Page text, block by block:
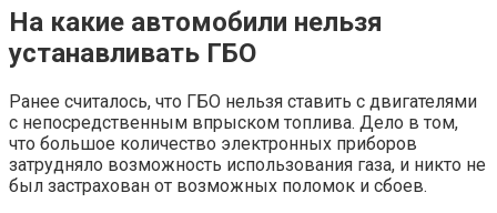
На какие автомобили нельзя
устанавливать ГБО
Ранее считалось, что ГБО нельзя ставить с двигателями
с непосредственным впрыском топлива. Дело в том,
что большое количество электронных приборов
затрудняло возможность использования газа, и никто не
был застрахован от возможных поломок и сбоев.